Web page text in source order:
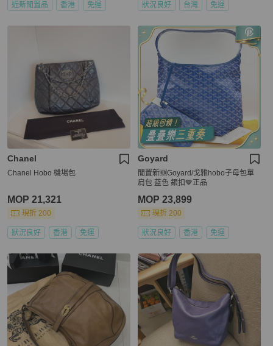
近新閒置品 香港 免運 狀況良好 台灣 免運
Chanel
Chanel Hobo 機場包
MOP 21,321
現折 200
狀況良好 香港 免運
Goyard
閒置新🆕Goyard/戈雅hobo子母包單
肩包 蓝色 銀扣💙正品
MOP 23,899
現折 200
狀況良好 香港 免運